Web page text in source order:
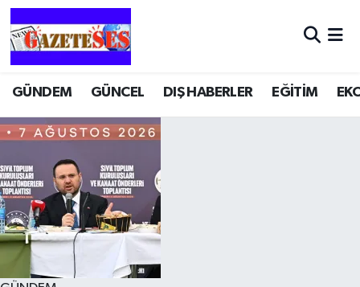
GÜNDEM GÜNCEL DIŞ HABERLER EĞİTİM